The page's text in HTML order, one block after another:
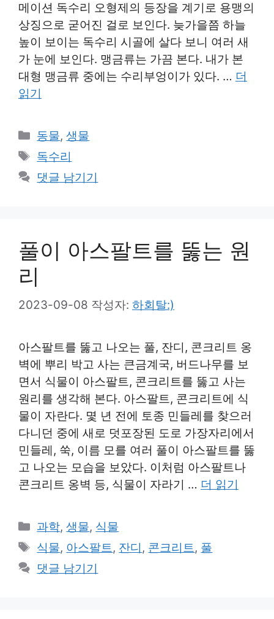
메이션 독수리 오형제의 등장을 계기로 용맹의
상징으로 굳어진 걸로 보인다. 늦가을쯤 하늘
높이 보이는 독수리 시골에 살다 보니 여러 새
가 눈에 보인다. 맹금류는 가끔 본다. 내가 본
대형 맹금류 중에는 수리부엉이가 있다. … 더
읽기
카
테
리
동물,생물
태
그
독수리
댓글 남기기
풀이 아스팔트를 뚫는 원
리
2023-09-08 작성자: 하회탈:)
아스팔트를 뚫고 나오는 풀, 잔디, 콘크리트 옹
벽에 뿌리 박고 사는 큰금계국, 버드나무를 보
면서 식물이 아스팔트, 콘크리트를 뚫고 사는
원리를 생각해 본다. 아스팔트, 콘크리트에 식
물이 자란다. 몇 년 전에 토종 민들레를 찾으러
다니던 중에 새로 덧포장된 도로 가장자리에서
민들레, 쑥, 이름 모를 여러 풀이 아스팔트를 뚫
고 나오는 모습을 보았다. 이처럼 아스팔트나
콘크리트 옹벽 등, 식물이 자라기 … 더 읽기
카
테
고
리
과학,생물, 식물
태
그
식물, 아스팔트 , 잔디 , 콘크리트 , 풀
댓글 남기기